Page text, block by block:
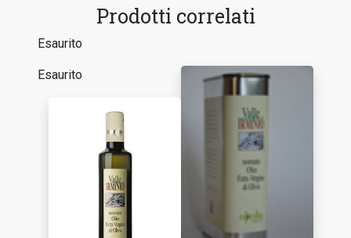
Prodotti correlati
Esaurito
Esaurito